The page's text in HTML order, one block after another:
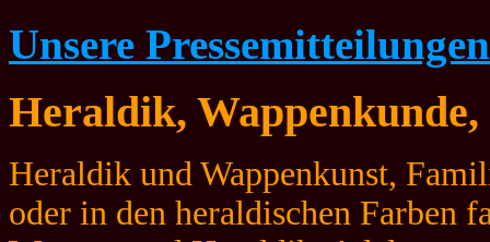
Unsere Pressemitteilungen
Heraldik,
Heraldik und Wappenkunst,
oder in den heraldischen Farben